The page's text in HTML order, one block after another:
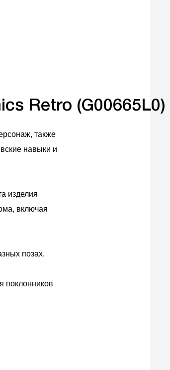
Retro (G00665L0)
также
навыки и
изделия
включая
позах.
поклонников